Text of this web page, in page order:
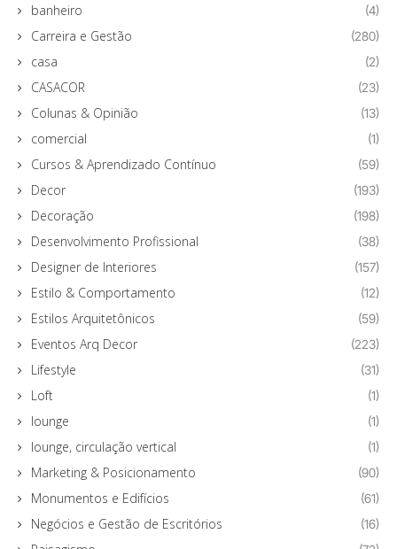
banheiro (4)
Carreira e Gestão (280)
casa (2)
CASACOR (23)
Colunas & Opinião (13)
comercial (1)
Cursos & Aprendizado Contínuo (59)
Decor (193)
Decoração (198)
Desenvolvimento Profissional (38)
Designer de Interiores (157)
Estilo & Comportamento (12)
Estilos Arquitetônicos (59)
Eventos Arq Decor (223)
Lifestyle (31)
Loft (1)
lounge (1)
lounge, circulação vertical (1)
Marketing & Posicionamento (90)
Monumentos e Edifícios (61)
Negócios e Gestão de Escritórios (16)